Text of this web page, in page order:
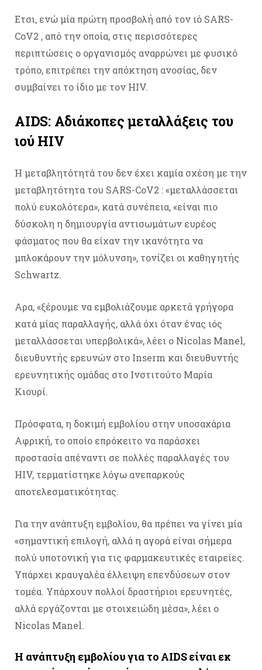
Ετσι, ενώ μία πρώτη προσβολή από τον ιό SARS-
CoV2 , από την οποία, στις περισσότερες
περιπτώσεις ο οργανισμός αναρρώνει με φυσικό
τρόπο, επιτρέπει την απόκτηση ανοσίας, δεν
συμβαίνει το ίδιο με τον HIV.
AIDS: Αδιάκοπες μεταλλάξεις του
ιού HIV
Η μεταβλητότητά του δεν έχει καμία σχέση με την
μεταβλητότητα του SARS-CoV2 : «μεταλλάσσεται
πολύ ευκολότερα», κατά συνέπεια, «είναι πιο
δύσκολη η δημιουργία αντισωμάτων ευρέος
φάσματος που θα είχαν την ικανότητα να
μπλοκάρουν την μόλυνση», τονίζει οι καθηγητής
Schwartz.
Αρα, «ξέρουμε να εμβολιάζουμε αρκετά γρήγορα
κατά μίας παραλλαγής, αλλά όχι όταν ένας ιός
μεταλλάσσεται υπερβολικά», λέει ο Nicolas Manel,
διευθυντής ερευνών στο Inserm και διευθυντής
ερευνητικής ομάδας στο Ινστιτούτο Μαρία
Κιουρί.
Πρόσφατα, η δοκιμή εμβολίου στην υποσαχάρια
Αφρική, το οποίο επρόκειτο να παράσχει
προστασία απέναντι σε πολλές παραλλαγές του
HIV, τερματίστηκε λόγω ανεπαρκούς
αποτελεσματικότητας.
Για την ανάπτυξη εμβολίου, θα πρέπει να γίνει μία
«σημαντική επιλογή, αλλά η αγορά είναι σήμερα
πολύ υποτονική για τις φαρμακευτικές εταιρείες.
Υπάρχει κραυγαλέα έλλειψη επενδύσεων στον
τομέα. Υπάρχουν πολλοί δραστήριοι ερευνητές,
αλλά εργάζονται με στοιχειώδη μέσα», λέει ο
Nicolas Manel.
Η ανάπτυξη εμβολίου για το AIDS είναι εκ